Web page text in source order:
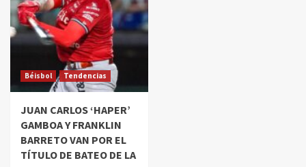
Béisbol Tendencias
JUAN CARLOS ‘HAPER’
GAMBOA Y FRANKLIN
BARRETO VAN POR EL
TÍTULO DE BATEO DE LA